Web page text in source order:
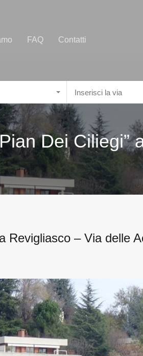
FAQ Contatti
Dei Ciliegi”
Revigliasco – Via delle